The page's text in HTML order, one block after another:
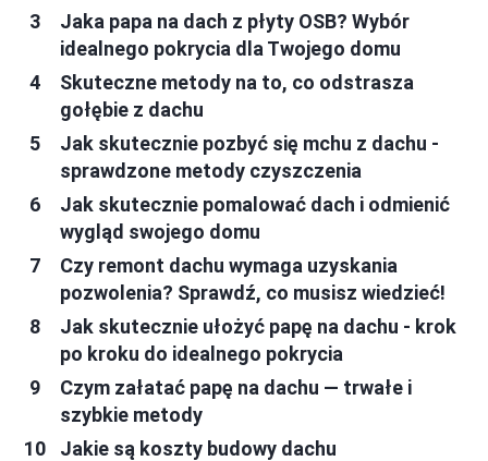
Jaka papa na dach z płyty OSB? Wybór
idealnego pokrycia dla Twojego domu
Skuteczne metody na to, co odstrasza
gołębie z dachu
Jak skutecznie pozbyć się mchu z dachu -
sprawdzone metody czyszczenia
Jak skutecznie pomalować dach i odmienić
wygląd swojego domu
Czy remont dachu wymaga uzyskania
pozwolenia? Sprawdź, co musisz wiedzieć!
Jak skutecznie ułożyć papę na dachu - krok
po kroku do idealnego pokrycia
Czym załatać papę na dachu — trwałe i
szybkie metody
Jakie są koszty budowy dachu